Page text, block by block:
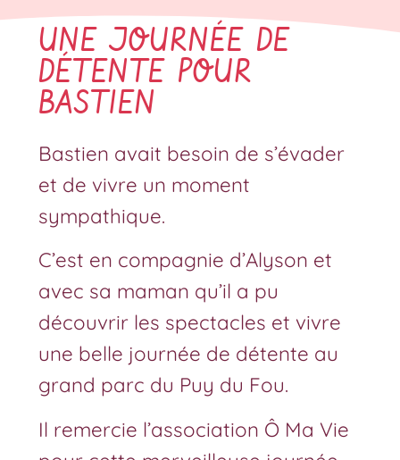
UNE JOURNÉE DE
DÉTENTE POUR
BASTIEN
Bastien avait besoin de s’évader
et de vivre un moment
sympathique.
C’est en compagnie d’Alyson et
avec sa maman qu’il a pu
découvrir les spectacles et vivre
une belle journée de détente au
grand parc du Puy du Fou.
Il remercie l’association Ô Ma Vie